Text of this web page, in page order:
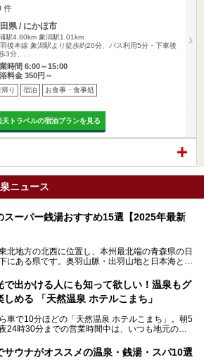
件
県 / にかほ市
駅4.80km 象潟駅1.01km
後本線 象潟駅より徒歩約20分、バス利用5分・下車後
3分、…
時間 6:00～15:00
料金 350円～
帰り 宿泊 お食事・食事処
天トラベルの宿泊プランを見る
ニュース
スーパー銭湯おすすめ15選【2025年最新
北地方の北西に位置し、本州最北端の青森県の日
にある県です。奥羽山脈・出羽山地と日本海とい
に登録された白神山地のほか、多くの国立公園・
擁しています。
まち」に代表される米の生産量は国内第3位。米
しょっつる（魚醤）といった独特の食材も豊富で
全国的に有名な催しも多い秋田県。観光旅行にも
内のおすすめスーパー銭湯＆立ち寄り湯情報をご
で出かける人にも知って欲しい！温泉もグ
しめる 「天然温泉 ホテルこまち」
車で10分ほどの「天然温泉 ホテルこまち」。朝5
24時30分までの営業時間中は、いつも地元の人
放題なのに1泊3,500円からと破格の安さ！
利な「天然温泉 ホテルこまち」の魅力をたっぷ
サウナがオススメの温泉・銭湯・スパ10選